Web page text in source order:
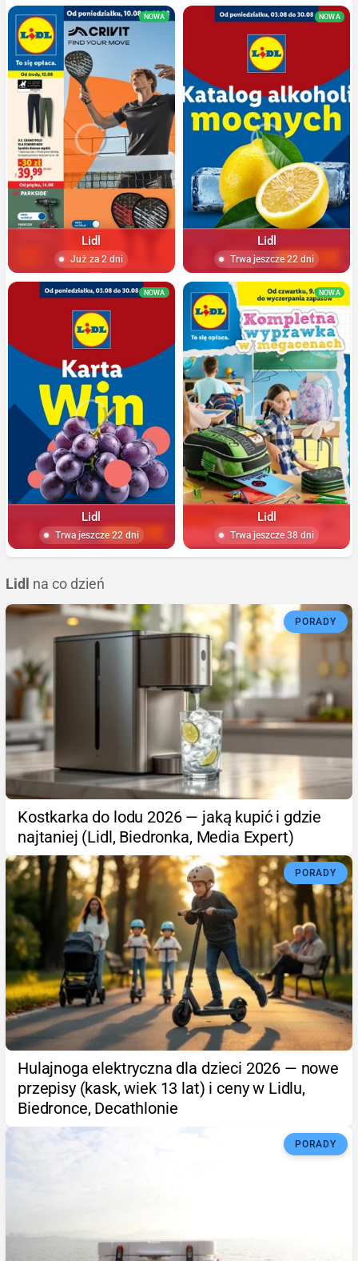
NOWA
Lidl
Już za 2 dni
NOWA
Lidl
Trwa jeszcze 22 dni
NOWA
Lidl
Trwa jeszcze 22 dni
NOWA
Lidl
Trwa jeszcze 38 dni
Lidl na co dzień
PORADY
Kostkarka do lodu 2026 — jaką kupić i gdzie
najtaniej (Lidl, Biedronka, Media Expert)
PORADY
Hulajnoga elektryczna dla dzieci 2026 — nowe
przepisy (kask, wiek 13 lat) i ceny w Lidlu,
Biedronce, Decathlonie
PORADY